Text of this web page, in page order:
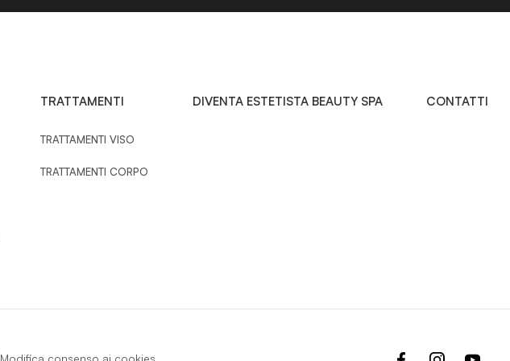
TRATTAMENTI
TRATTAMENTI VISO
TRATTAMENTI CORPO
DIVENTA ESTETISTA BEAUTY SPA CONTATTI
facebookinstagram